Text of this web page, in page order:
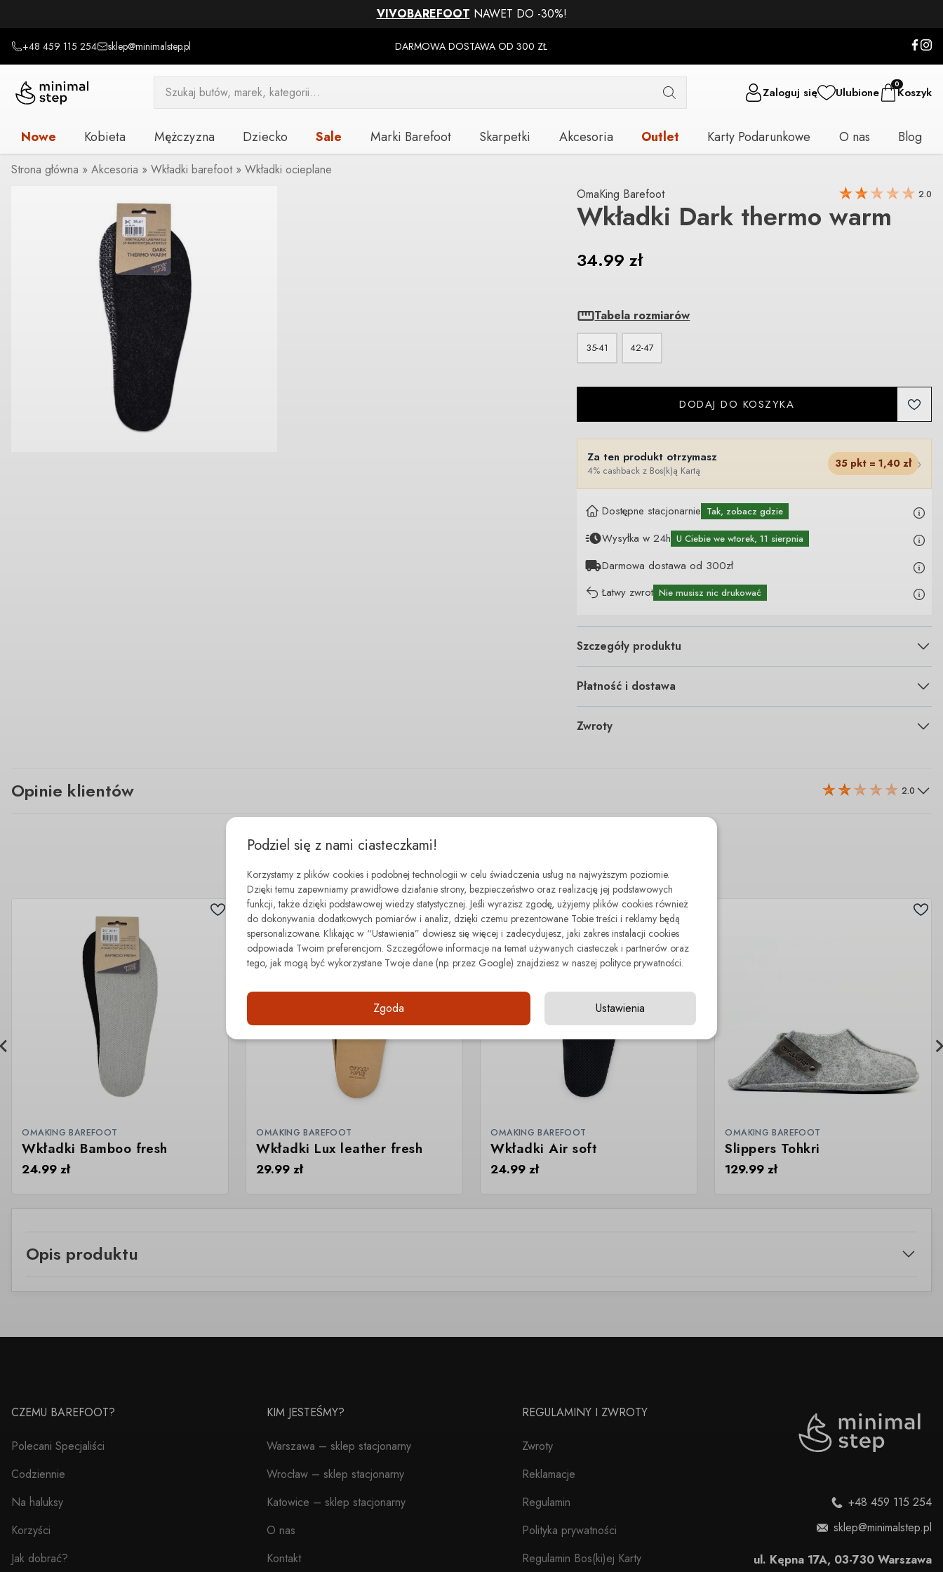
VIVOBAREFOOT NAWET DO -30%!
+48 459 115 254 sklep@minimalstep.pl DARMOWA DOSTAWA OD 300 ZŁ
Wyszukiwarka
produktów Zaloguj się Ulubione
0
Koszyk
Nowe Kobieta Mężczyzna Dziecko Sale Marki Barefoot Skarpetki Akcesoria Outlet Karty Podarunkowe O nas Blog
Strona główna » Akcesoria » Wkładki barefoot» Wkładki ocieplane
OmaKing Barefoot
2.0
Wkładki Dark thermo warm
34.99zł
Tabela rozmiarów
35-41 42-47
DODAJ DO KOSZYKA
Za ten produkt otrzymasz
4% cashback z Bos(k)ą Kartą
35pkt = 1,40 zł ›
Dostępne stacjonarnie Tak, zobacz gdzie
Wysyłka w 24h U Ciebiewe wtorek, 11 sierpnia
Darmowa dostawa od 300zł
Łatwy zwrot Nie musisz nic drukować
Szczegóły produktu
Płatność i dostawa
Zwroty
Opinie klientów 2.0
Więcej od OmaKing Barefoot
OMAKING BAREFOOT
Wkładki Bamboo fresh
24.99zł
OMAKING BAREFOOT
Wkładki Lux leather fresh
29.99zł
OMAKING BAREFOOT
Wkładki Air soft
24.99zł
OMAKING BAREFOOT
Slippers Tohkri
129.99zł
Opis produktu
CZEMU BAREFOOT?
Polecani Specjaliści
Codziennie
Na haluksy
Korzyści
Jak dobrać?
KIM JESTEŚMY?
Warszawa – sklep stacjonarny
Wrocław – sklep stacjonarny
Katowice – sklep stacjonarny
O nas
Kontakt
REGULAMINY I ZWROTY
Zwroty
Reklamacje
Regulamin
Polityka prywatności
Regulamin Bos(ki)ej Karty
+48 459 115 254
sklep@minimalstep.pl
ul. Kępna 17A, 03-730 Warszawa
Podziel się z nami ciasteczkami!
Korzystamy z plików cookies i podobnej technologii w celu świadczenia usług na najwyższym poziomie.
Dzięki temu zapewniamy prawidłowe działanie strony, bezpieczeństwo oraz realizację jej podstawowych
funkcji, także dzięki podstawowej wiedzy statystycznej. Jeśli wyrazisz zgodę, użyjemy plików cookies również
do dokonywania dodatkowych pomiarów i analiz, dzięki czemu prezentowane Tobie treści i reklamy będą
spersonalizowane. Klikając w “Ustawienia” dowiesz się więcej i zadecydujesz, jaki zakres instalacji cookies
odpowiada Twoim preferencjom. Szczegółowe informacje na temat używanych ciasteczek i partnerów oraz
tego, jak mogą być wykorzystane Twoje dane (np. przez Google) znajdziesz w naszej polityce prywatności.
Zgoda Ustawienia